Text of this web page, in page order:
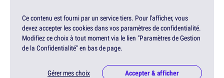
Ce contenu est fourni par un service tiers. Pour l'afficher, vous
devez accepter les cookies dans vos paramètres de confidentialité.
Modifiez ce choix à tout moment via le lien "Paramètres de Gestion
de la Confidentialité" en bas de page.
Gérer mes choix Accepter & afficher